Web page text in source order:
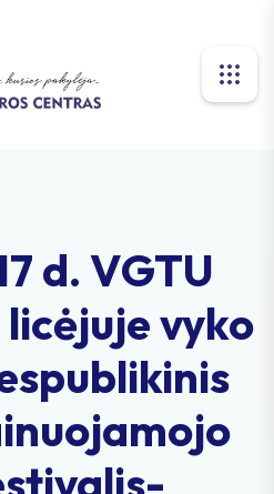
d. VGTU
vyko